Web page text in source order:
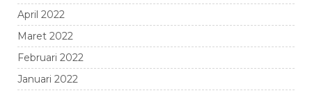
April 2022
Maret 2022
Februari 2022
Januari 2022